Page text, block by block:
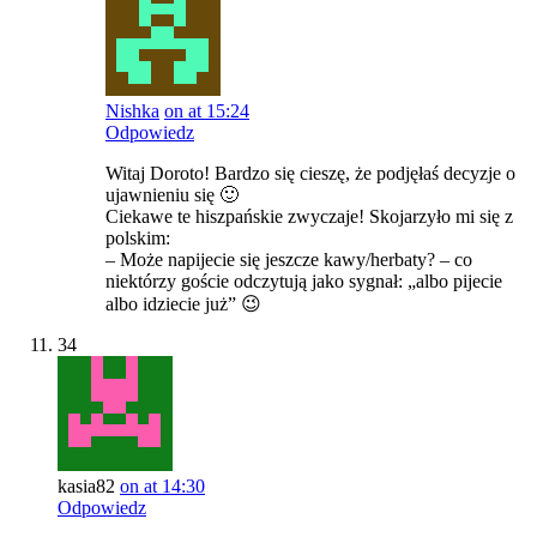
Nishka on at 15:24
Odpowiedz
Witaj Doroto! Bardzo się cieszę, że podjęłaś decyzje o
ujawnieniu się 🙂
Ciekawe te hiszpańskie zwyczaje! Skojarzyło mi się z
polskim:
– Może napijecie się jeszcze kawy/herbaty? – co
niektórzy goście odczytują jako sygnał: „albo pijecie
albo idziecie już” 😉
34
kasia82 on at 14:30
Odpowiedz